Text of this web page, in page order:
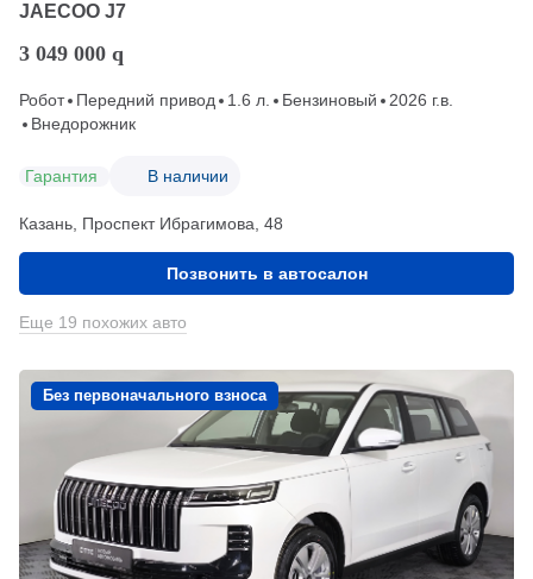
JAECOO J7
3 049 000 q
Робот Передний привод 1.6 л. Бензиновый
2026 г.в.
Внедорожник
Гарантия В наличии
Казань, Проспект Ибрагимова, 48
Позвонить в автосалон
Еще 19 похожих авто
Без первоначального взноса